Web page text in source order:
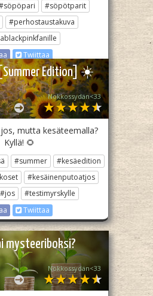
#söpötparit
#perhostaustakuva
Twiittaa
Edition] ☀️
Nokkossydän<33
mutta kesäteemalla?
Kyllä! 🌻
#summer
#kesäedition
#kesäinenputoatjos
#jos
#testimyrskylle
Twiittaa
mysteeriboksi?
Nokkossydän<33